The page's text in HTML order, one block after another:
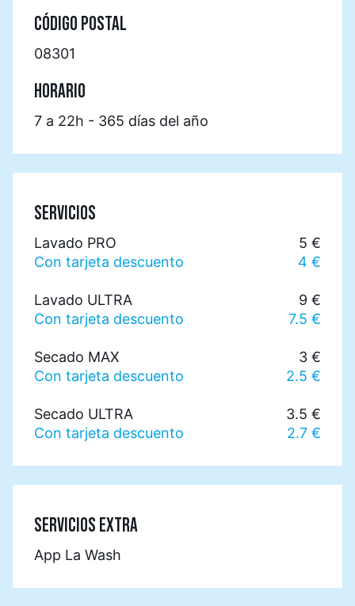
CÓDIGO POSTAL
08301
HORARIO
7 a 22h - 365 días del año
SERVICIOS
Lavado PRO
5 €
Con tarjeta descuento
4 €
Lavado ULTRA
9 €
Con tarjeta descuento
7.5 €
Secado MAX
3 €
Con tarjeta descuento
2.5 €
Secado ULTRA
3.5 €
Con tarjeta descuento
2.7 €
SERVICIOS EXTRA
App La Wash